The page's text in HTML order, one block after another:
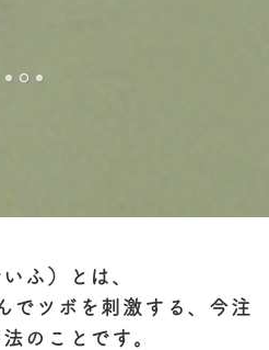
ふ）とは、
でツボを刺激する、今注
のことです。